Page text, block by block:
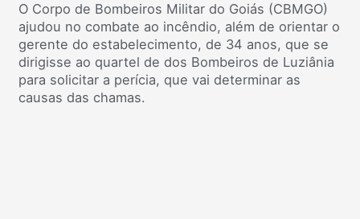
O Corpo de Bombeiros Militar do Goiás (CBMGO)
ajudou no combate ao incêndio, além de orientar o
gerente do estabelecimento, de 34 anos, que se
dirigisse ao quartel de dos Bombeiros de Luziânia
para solicitar a perícia, que vai determinar as
causas das chamas.